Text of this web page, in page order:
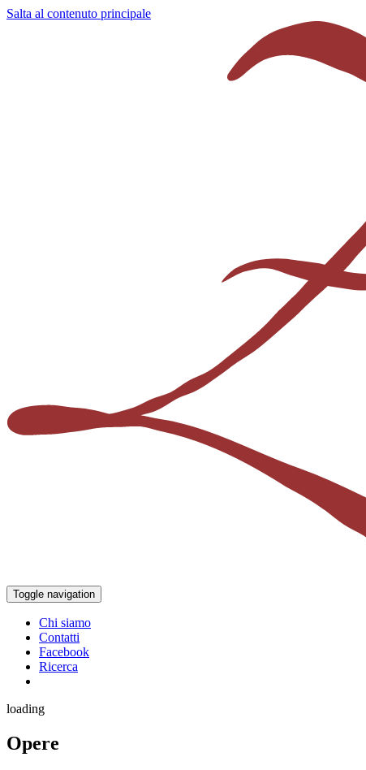
Salta al contenuto principale
Toggle navigation
Chi siamo
Contatti
Facebook
Ricerca
loading
Opere